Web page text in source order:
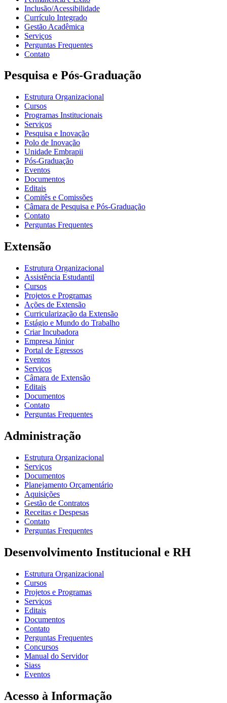
Inclusão/Acessibilidade
Currículo Integrado
Gestão Acadêmica
Serviços
Perguntas Frequentes
Contato
Pesquisa e Pós-Graduação
Estrutura Organizacional
Cursos
Programas Institucionais
Serviços
Pesquisa e Inovação
Polo de Inovação
Unidade Embrapii
Pós-Graduação
Eventos
Documentos
Editais
Comitês e Comissões
Câmara de Pesquisa e Pós-Graduação
Contato
Perguntas Frequentes
Extensão
Estrutura Organizacional
Assistência Estudantil
Cursos
Projetos e Programas
Ações de Extensão
Curricularização da Extensão
Estágio e Mundo do Trabalho
Criar Incubadora
Empresa Júnior
Portal de Egressos
Eventos
Serviços
Câmara de Extensão
Editais
Documentos
Contato
Perguntas Frequentes
Administração
Estrutura Organizacional
Serviços
Documentos
Planejamento Orçamentário
Aquisições
Gestão de Contratos
Receitas e Despesas
Contato
Perguntas Frequentes
Desenvolvimento Institucional e RH
Estrutura Organizacional
Cursos
Projetos e Programas
Serviços
Editais
Documentos
Contato
Perguntas Frequentes
Concursos
Manual do Servidor
Siass
Eventos
Acesso à Informação